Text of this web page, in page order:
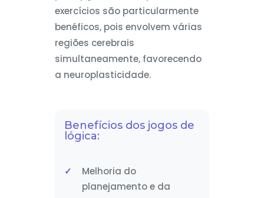
exercícios são particularmente
benéficos, pois envolvem várias
regiões cerebrais
simultaneamente, favorecendo
a neuroplasticidade.
Benefícios dos jogos de
lógica:
Melhoria do
planejamento e da